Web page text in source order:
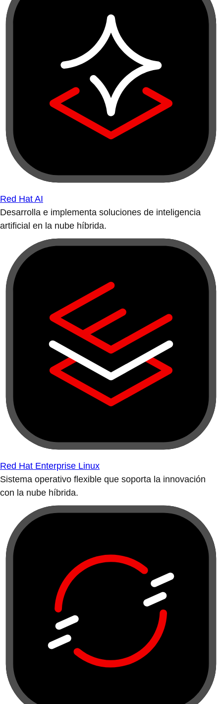
Red Hat AI
Desarrolla e implementa soluciones de inteligencia
artificial en la nube híbrida.
Red Hat Enterprise Linux
Sistema operativo flexible que soporta la innovación
con la nube híbrida.